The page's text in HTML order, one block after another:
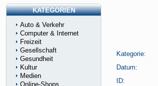
Kategorie:
Datum:
ID:
KATEGORIEN
Auto & Verkehr
Computer & Internet
Freizeit
Gesellschaft
Gesundheit
Kultur
Medien
Online-Shops